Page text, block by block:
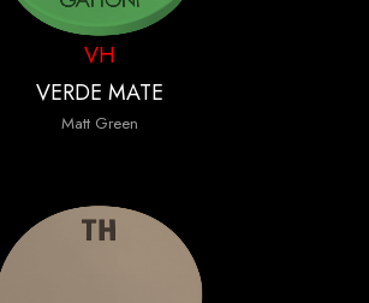
VH
VERDE MATE
Matt Green